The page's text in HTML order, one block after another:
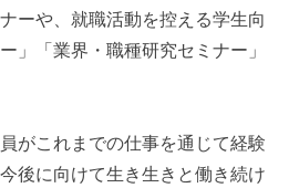
ーや、就職活動を控える学生向
」「業界・職種研究セミナー」
がこれまでの仕事を通じて経験
後に向けて生き生きと働き続け